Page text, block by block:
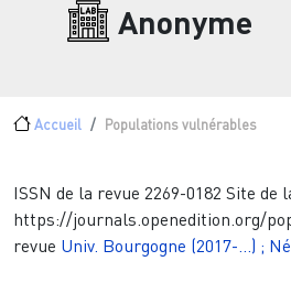
Anonyme
Fil d'Ariane
Accueil Populations vulnérables
ISSN de la revue 2269-0182 Site de
https://journals.openedition.org/
revue Univ. Bourgogne (2017-...) ;